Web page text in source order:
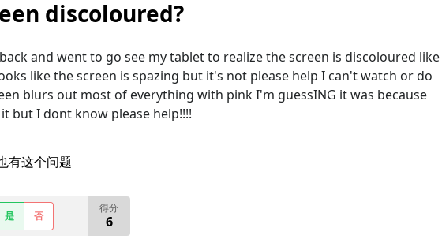
discoloured?
and went to go see my tablet to realize the screen is discoloured like
like the screen is spazing but it's not please help I can't watch or do
blurs out most of everything with pink I'm guessING it was because
but I dont know please help!!!!
有这个问题
是 否
得分
6